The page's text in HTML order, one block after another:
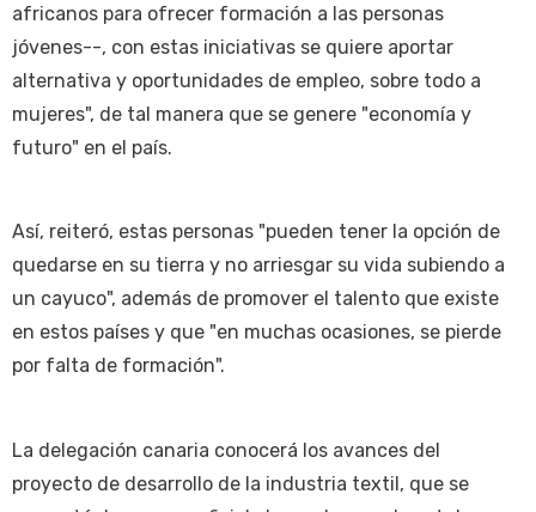
africanos para ofrecer formación a las personas
jóvenes--, con estas iniciativas se quiere aportar
alternativa y oportunidades de empleo, sobre todo a
mujeres", de tal manera que se genere "economía y
futuro" en el país.
Así, reiteró, estas personas "pueden tener la opción de
quedarse en su tierra y no arriesgar su vida subiendo a
un cayuco", además de promover el talento que existe
en estos países y que "en muchas ocasiones, se pierde
por falta de formación".
La delegación canaria conocerá los avances del
proyecto de desarrollo de la industria textil, que se